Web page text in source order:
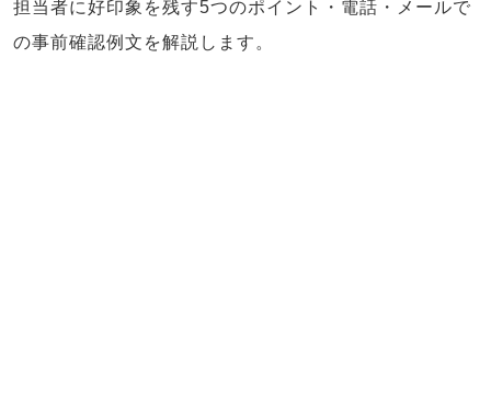
担当者に好印象を残す5つのポイント・電話・メールで
の事前確認例文を解説します。